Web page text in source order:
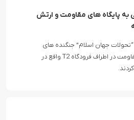
به پایگاه های مقاومت و ارتش
جهان اسلام” جنگنده های
آمریکایی دو پایگاه نیروهای مقاومت در اطراف فرودگاه T2 واقع در